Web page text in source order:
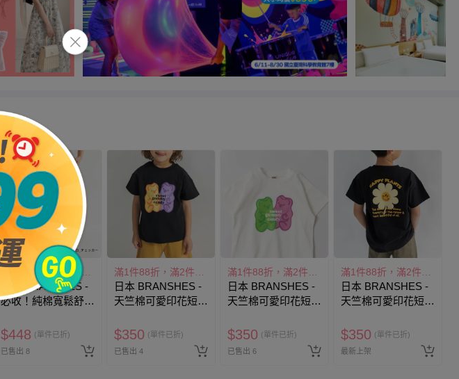
滿1件88折，滿2件79折
日本 BRANSHES -
必收！純棉寬鬆舒適
$448 (單件已折)
已售出 8
日本 BRANSHES -
天竺棉可愛印花短袖
$350 (單件已折)
已售出 4
日本 BRANSHES -
天竺棉可愛印花短袖
$350 (單件已折)
已售出 6
日本 BRANSHES -
天竺棉可愛印花短袖
$350 (單件已折)
最新上架